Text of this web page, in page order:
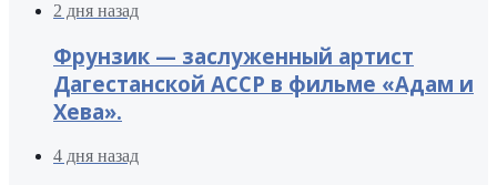
2 дня назад
Фрунзик — заслуженный артист
Дагестанской АССР в фильме «Адам и
Хева».
4 дня назад